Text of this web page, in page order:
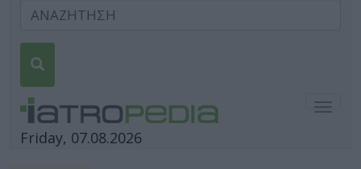
Friday, 07.08.2026